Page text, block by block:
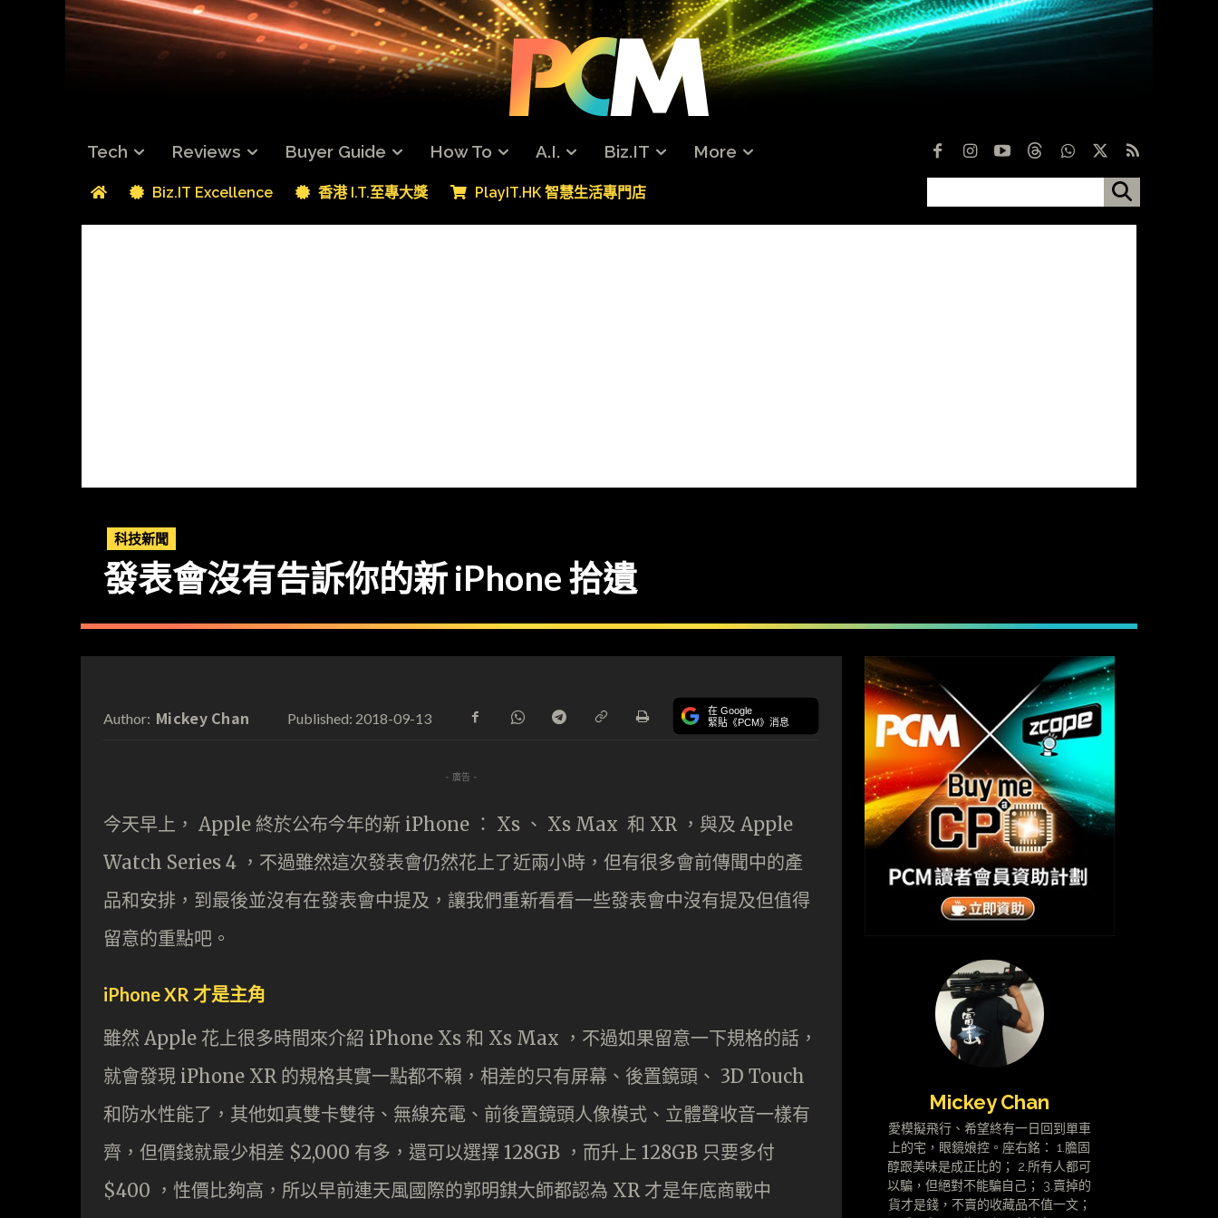
Tech Reviews Buyer Guide How To A.I. Biz.IT More
Biz.IT Excellence 香港 I.T.至專大獎 PlayIT.HK 智慧生活專門店
科技新聞
發表會沒有告訴你的新 iPhone 拾遺
Author: Mickey Chan Published: 2018-09-13 在 Google
緊貼《PCM》消息
- 廣告 -
今天早上， Apple 終於公布今年的新 iPhone ： Xs 、 Xs Max 和 XR ，與及 Apple
Watch Series 4 ，不過雖然這次發表會仍然花上了近兩小時，但有很多會前傳聞中的產
品和安排，到最後並沒有在發表會中提及，讓我們重新看看一些發表會中沒有提及但值得
留意的重點吧。
iPhone XR 才是主角
雖然 Apple 花上很多時間來介紹 iPhone Xs 和 Xs Max ，不過如果留意一下規格的話，
就會發現 iPhone XR 的規格其實一點都不賴，相差的只有屏幕、後置鏡頭、 3D Touch
和防水性能了，其他如真雙卡雙待、無線充電、前後置鏡頭人像模式、立體聲收音一樣有
齊，但價錢就最少相差 $2,000 有多，還可以選擇 128GB ，而升上 128GB 只要多付
$400 ，性價比夠高，所以早前連天風國際的郭明錤大師都認為 XR 才是年底商戰中
Mickey Chan
愛模擬飛行、希望終有一日回到單車
上的宅，眼鏡娘控。座右銘： 1.膽固
醇跟美味是成正比的； 2.所有人都可
以騙，但絕對不能騙自己； 3.賣掉的
貨才是錢，不賣的收藏品不值一文；